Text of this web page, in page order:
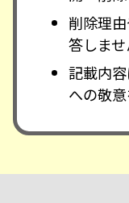
削除理
答しませ
記載内
への敬